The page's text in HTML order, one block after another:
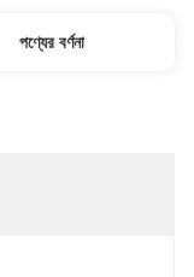
পণ্যের বর্ণনা